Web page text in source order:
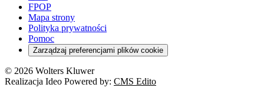
FPOP
Mapa strony
Polityka prywatności
Pomoc
Zarządzaj preferencjami plików cookie
© 2026 Wolters Kluwer
Realizacja Ideo Powered by: CMS Edito